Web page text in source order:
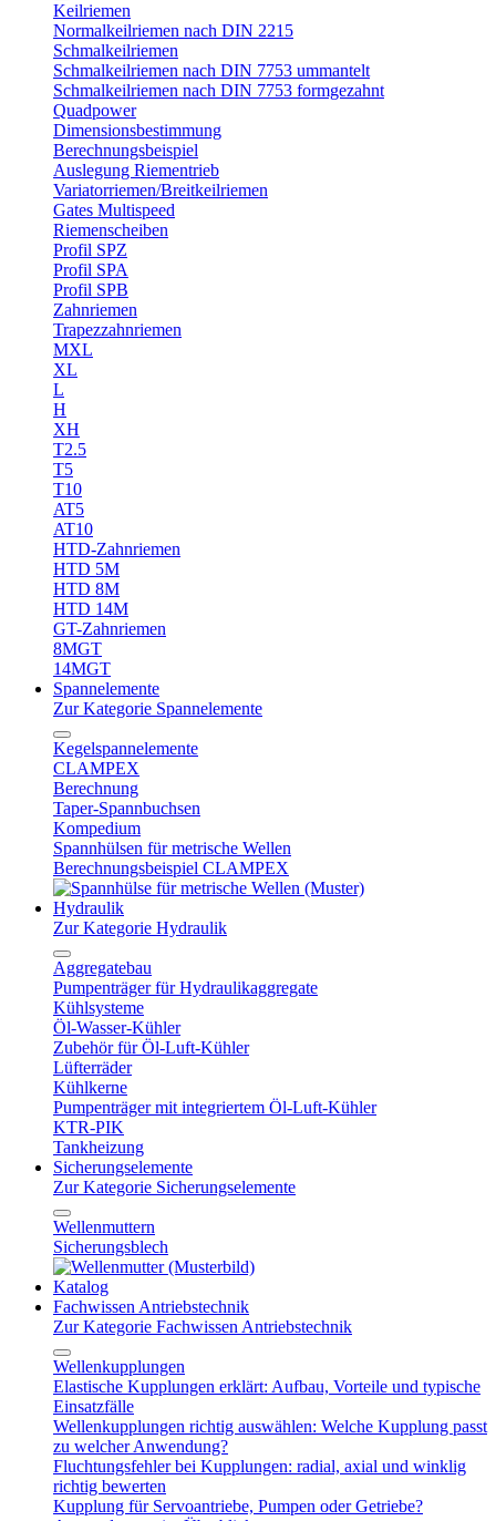
Keilriemen
Normalkeilriemen nach DIN 2215
Schmalkeilriemen
Schmalkeilriemen nach DIN 7753 ummantelt
Schmalkeilriemen nach DIN 7753 formgezahnt
Quadpower
Dimensionsbestimmung
Berechnungsbeispiel
Auslegung Riementrieb
Variatorriemen/Breitkeilriemen
Gates Multispeed
Riemenscheiben
Profil SPZ
Profil SPA
Profil SPB
Zahnriemen
Trapezzahnriemen
MXL
XL
L
H
XH
T2.5
T5
T10
AT5
AT10
HTD-Zahnriemen
HTD 5M
HTD 8M
HTD 14M
GT-Zahnriemen
8MGT
14MGT
Spannelemente
Zur Kategorie Spannelemente
Kegelspannelemente
CLAMPEX
Berechnung
Taper-Spannbuchsen
Kompedium
Spannhülsen für metrische Wellen
Berechnungsbeispiel CLAMPEX
Hydraulik
Zur Kategorie Hydraulik
Aggregatebau
Pumpenträger für Hydraulikaggregate
Kühlsysteme
Öl-Wasser-Kühler
Zubehör für Öl-Luft-Kühler
Lüfterräder
Kühlkerne
Pumpenträger mit integriertem Öl-Luft-Kühler
KTR-PIK
Tankheizung
Sicherungselemente
Zur Kategorie Sicherungselemente
Wellenmuttern
Sicherungsblech
Katalog
Fachwissen Antriebstechnik
Zur Kategorie Fachwissen Antriebstechnik
Wellenkupplungen
Elastische Kupplungen erklärt: Aufbau, Vorteile und typische
Einsatzfälle
Wellenkupplungen richtig auswählen: Welche Kupplung passt
zu welcher Anwendung?
Fluchtungsfehler bei Kupplungen: radial, axial und winklig
richtig bewerten
Kupplung für Servoantriebe, Pumpen oder Getriebe?